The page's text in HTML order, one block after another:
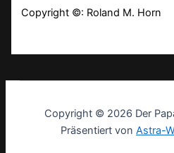
Copyright ©: Roland M. Horn
Copyright © 2026 Der
Präsentiert von Astra-